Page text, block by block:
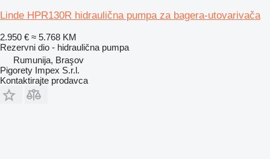
Linde HPR130R hidraulična pumpa za bagera-utovarivača
2.950 € ≈ 5.768 KM
Rezervni dio - hidraulična pumpa
Rumunija, Braşov
Pigorety Impex S.r.l.
Kontaktirajte prodavca